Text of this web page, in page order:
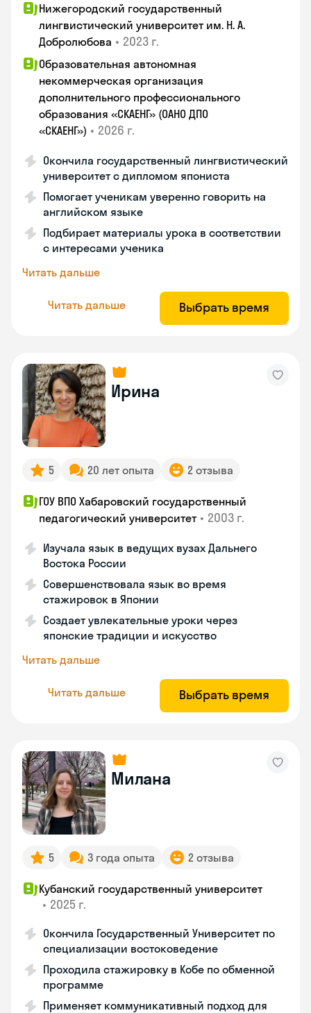
Нижегородский государственный
лингвистический университет им. Н. А.
Добролюбова • 2023 г.
Образовательная автономная
некоммерческая организация
дополнительного профессионального
образования «СКАЕНГ» (ОАНО ДПО
«СКАЕНГ») • 2026 г.
Окончила государственный лингвистический
университет с дипломом япониста
Помогает ученикам уверенно говорить на
английском языке
Подбирает материалы урока в соответствии
с интересами ученика
Читать дальше
Читать дальше Выбрать время
Ирина
5 20 лет опыта 2 отзыва
ГОУ ВПО Хабаровский государственный
педагогический университет • 2003 г.
Изучала язык в ведущих вузах Дальнего
Востока России
Совершенствовала язык во время
стажировок в Японии
Создает увлекательные уроки через
японские традиции и искусство
Читать дальше
Читать дальше Выбрать время
Милана
5 3 года опыта 2 отзыва
Кубанский государственный университет
• 2025 г.
Окончила Государственный Университет по
специализации востоковедение
Проходила стажировку в Кобе по обменной
программе
Применяет коммуникативный подход для